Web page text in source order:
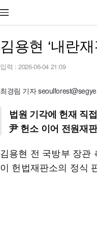
김용현 ‘내란
입력 : 2026-06-04 21:09
최경림 기자
법원 기각에 헌재 직
尹 헌소 이어 전원재
김용현 전 국방부 장관
이 헌법재판소의 정식